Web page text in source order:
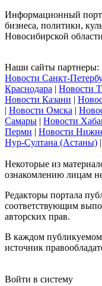
Информационный
бизнеса, политики,
Новосибирской
Наши сайты партнеры:
Новости Санкт-
Краснодара | Новости
Новости Казани |
| Новости Омска |
Самары | Новости
Перми | Новости
Нур-Султана (Астаны) |
Некоторые из
ознакомлению лицам
Редакторы портала
соответствующим
авторских прав.
В каждом публикуемом
источник
Войти в систему